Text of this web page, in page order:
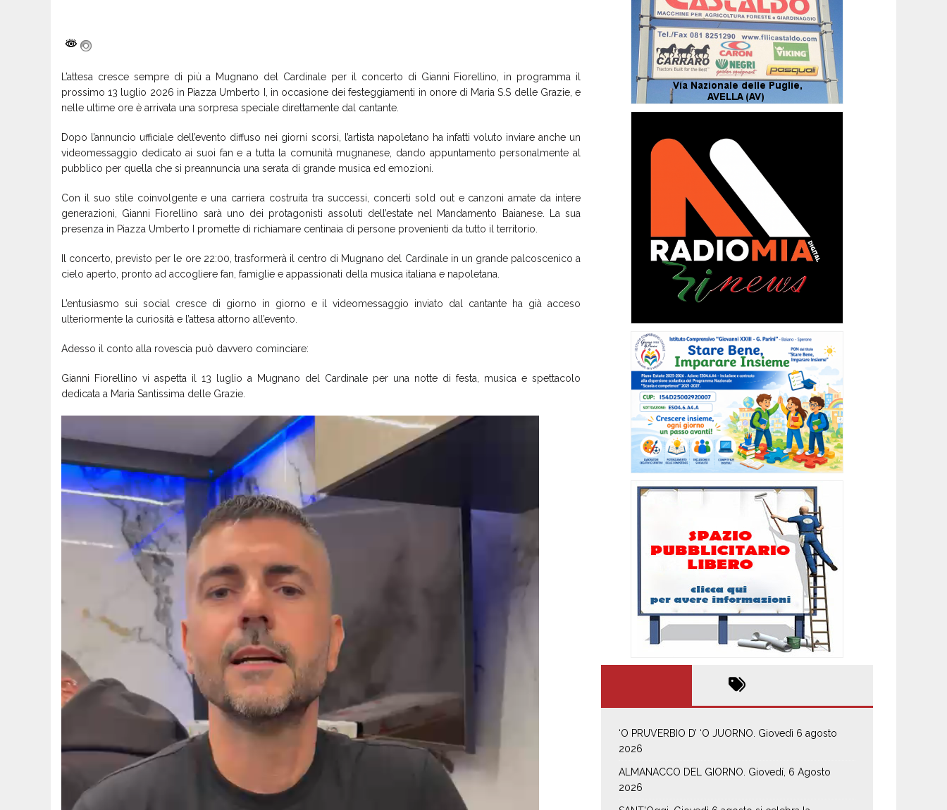
L’attesa cresce sempre di più a Mugnano del Cardinale per il concerto di Gianni Fiorellino, in programma il
prossimo 13 luglio 2026 in Piazza Umberto I, in occasione dei festeggiamenti in onore di Maria S.S delle Grazie, e
nelle ultime ore è arrivata una sorpresa speciale direttamente dal cantante.
Dopo l’annuncio ufficiale dell’evento diffuso nei giorni scorsi, l’artista napoletano ha infatti voluto inviare anche un
videomessaggio dedicato ai suoi fan e a tutta la comunità mugnanese, dando appuntamento personalmente al
pubblico per quella che si preannuncia una serata di grande musica ed emozioni.
Con il suo stile coinvolgente e una carriera costruita tra successi, concerti sold out e canzoni amate da intere
generazioni, Gianni Fiorellino sarà uno dei protagonisti assoluti dell’estate nel Mandamento Baianese. La sua
presenza in Piazza Umberto I promette di richiamare centinaia di persone provenienti da tutto il territorio.
Il concerto, previsto per le ore 22:00, trasformerà il centro di Mugnano del Cardinale in un grande palcoscenico a
cielo aperto, pronto ad accogliere fan, famiglie e appassionati della musica italiana e napoletana.
L’entusiasmo sui social cresce di giorno in giorno e il videomessaggio inviato dal cantante ha già acceso
ulteriormente la curiosità e l’attesa attorno all’evento.
Adesso il conto alla rovescia può davvero cominciare:
Gianni Fiorellino vi aspetta il 13 luglio a Mugnano del Cardinale per una notte di festa, musica e spettacolo
dedicata a Maria Santissima delle Grazie.
Player
‘O PRUVERBIO D’ ‘O JUORNO. Giovedì 6 agosto
2026
ALMANACCO DEL GIORNO. Giovedí, 6 Agosto
2026